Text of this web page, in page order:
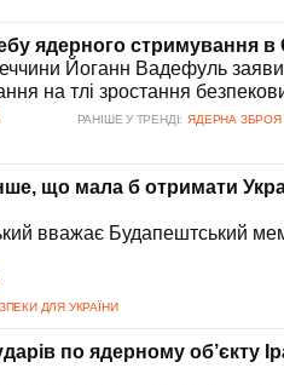
ядерного стримування в
Йоганн Вадефуль
на тлі зростання
РАНІШЕ У ТРЕНДІ: ЯДЕРНА ЗБРОЯ
що мала б отримати
вважає Будапештський
ДЛЯ УКРАЇНИ
по ядерному об’єкту